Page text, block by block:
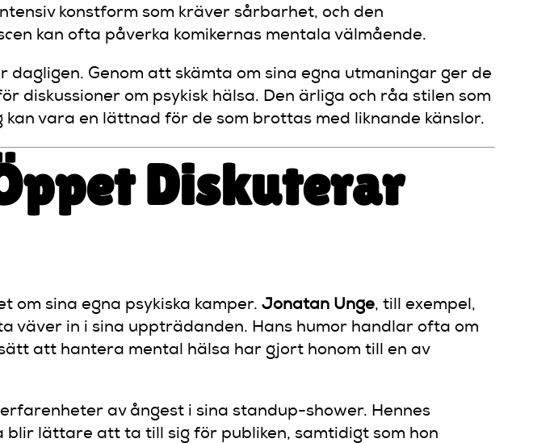
konstform som kräver sårbarhet, och den
kan ofta påverka komikernas mentala välmående.
Genom att skämta om sina egna utmaningar ger de
diskussioner om psykisk hälsa. Den ärliga och råa stilen som
vara en lättnad för de som brottas med liknande känslor.
Diskuterar
sina egna psykiska kamper. Jonatan Unge, till exempel,
väver in i sina uppträdanden. Hans humor handlar ofta om
att hantera mental hälsa har gjort honom till en av
av ångest i sina standup-shower. Hennes
lättare att ta till sig för publiken, samtidigt som hon